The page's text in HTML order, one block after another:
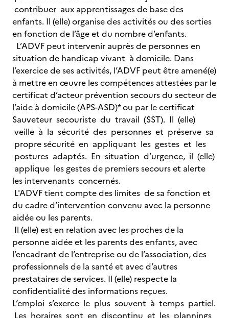
contribuer aux apprentissages de base des
enfants. Il (elle) organise des activités ou des sorties
en fonction de l’âge et du nombre d’enfants.
L’ADVF peut intervenir auprès de personnes en
situation de handicap vivant à domicile. Dans
l’exercice de ses activités, l’ADVF peut être amené(e)
à mettre en œuvre les compétences attestées par le
certificat d’acteur prévention secours du secteur de
l’aide à domicile (APS-ASD)* ou par le certificat
Sauveteur secouriste du travail (SST). Il (elle)
veille à la sécurité des personnes et préserve sa
propre sécurité en appliquant les gestes et les
postures adaptés. En situation d’urgence, il (elle)
applique les gestes de premiers secours et alerte
les intervenants concernés.
L'ADVF tient compte des limites de sa fonction et
du cadre d’intervention convenu avec la personne
aidée ou les parents.
Il (elle) est en relation avec les proches de la
personne aidée et les parents des enfants, avec
l’encadrant de l’entreprise ou de l’association, des
professionnels de la santé et avec d’autres
prestataires de services. Il (elle) respecte la
confidentialité des informations reçues.
L’emploi s’exerce le plus souvent à temps partiel.
Les horaires sont en discontinu et les plannings